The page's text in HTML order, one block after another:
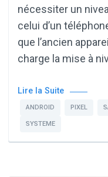
nécessiter un
celui d’un
que l’ancien
charge la mise à
Lire la Suite
ANDROID PIXEL
SYSTEME